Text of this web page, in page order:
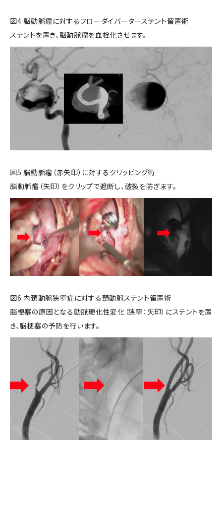
図4 脳動脈瘤に対するフローダイバーターステント留置術
ステントを置き、脳動脈瘤を血栓化させます。
図5 脳動脈瘤（赤矢印）に対するクリッピング術
脳動脈瘤（矢印）をクリップで遮断し、破裂を防ぎます。
図6 内頚動脈狭窄症に対する頚動脈ステント留置術
脳梗塞の原因となる動脈硬化性変化（狭窄：矢印）にステントを置
き、脳梗塞の予防を行います。